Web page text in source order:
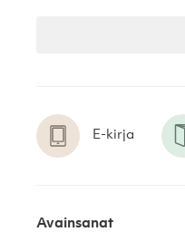
E-kirja
Avainsanat